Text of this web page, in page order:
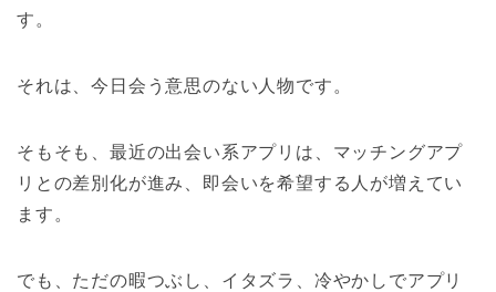
す。
それは、今日会う意思のない人物です。
そもそも、最近の出会い系アプリは、マッチングアプ
リとの差別化が進み、即会いを希望する人が増えてい
ます。
でも、ただの暇つぶし、イタズラ、冷やかしでアプリ